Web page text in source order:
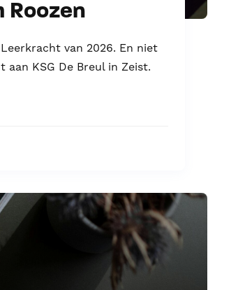
Roozen
van 2026. En niet
KSG De Breul in Zeist.